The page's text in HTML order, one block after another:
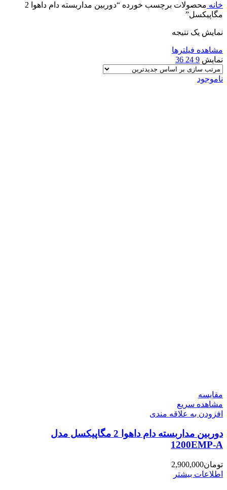
خانه
محصولات برچسب خورده “دوربین مداربسته دام داهوا 2
مگاپیکسل”
نمایش یک نتیجه
مشاهده فیلترها
نمایش 9
24
36
ناموجود
مقایسه
مشاهده سریع
افزودن به علاقه مندی
دوربین مداربسته دام داهوا 2 مگاپیکسل مدل
1200EMP-A
تومان2,900,000
اطلاعات بیشتر